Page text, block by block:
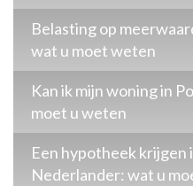
Belasting op
wat u moet weten
Kan ik mijn woning in
moet u weten
Een hypotheek krijgen
Nederlander: wat u